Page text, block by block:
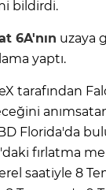
bildirdi.
6A'nın uzaya
yaptı.
tarafından
Florida'da
fırlatma
saatiyle 8